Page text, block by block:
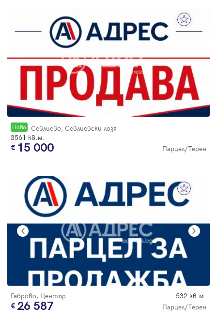
Новo
Севлиево, Севлиевски лозя
3561 кв.м.
15 000 Парцел/Терен
Габрово, Център 532 кв.м.
26 587 Парцел/Терен